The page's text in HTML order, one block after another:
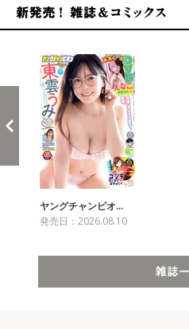
ヤングチャンピオ…
発売日：2026.08.10